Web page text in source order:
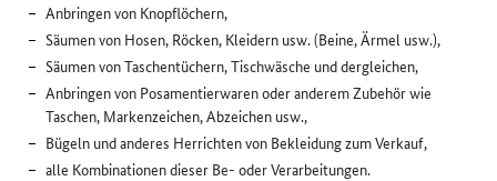
Anbringen von Knopflöchern,
Säumen von Hosen, Röcken, Kleidern usw. (Beine, Ärmel usw.),
Säumen von Taschentüchern, Tischwäsche und dergleichen,
Anbringen von Posamentierwaren oder anderem Zubehör wie
Taschen, Markenzeichen, Abzeichen usw.,
Bügeln und anderes Herrichten von Bekleidung zum Verkauf,
alle Kombinationen dieser Be- oder Verarbeitungen.